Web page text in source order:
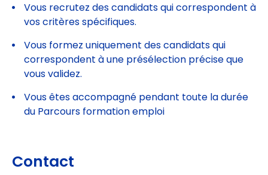
Vous recrutez des candidats qui correspondent à
vos critères spécifiques.
Vous formez uniquement des candidats qui
correspondent à une présélection précise que
vous validez.
Vous êtes accompagné pendant toute la durée
du Parcours formation emploi
Contact